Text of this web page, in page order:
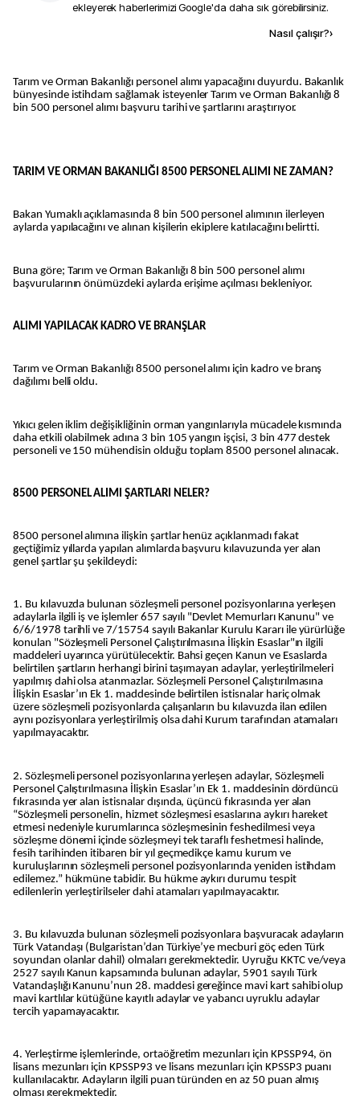
ekleyerek haberlerimizi Google'da daha sık görebilirsiniz.
Nasıl çalışır?›
Tarım ve Orman Bakanlığı personel alımı yapacağını duyurdu. Bakanlık
bünyesinde istihdam sağlamak isteyenler Tarım ve Orman Bakanlığı 8
bin 500 personel alımı başvuru tarihi ve şartlarını araştırıyor.
TARIM VE ORMAN BAKANLIĞI 8500 PERSONEL ALIMI NE ZAMAN?
Bakan Yumaklı açıklamasında 8 bin 500 personel alımının ilerleyen
aylarda yapılacağını ve alınan kişilerin ekiplere katılacağını belirtti.
Buna göre; Tarım ve Orman Bakanlığı 8 bin 500 personel alımı
başvurularının önümüzdeki aylarda erişime açılması bekleniyor.
ALIMI YAPILACAK KADRO VE BRANŞLAR
Tarım ve Orman Bakanlığı 8500 personel alımı için kadro ve branş
dağılımı belli oldu.
Yıkıcı gelen iklim değişikliğinin orman yangınlarıyla mücadele kısmında
daha etkili olabilmek adına 3 bin 105 yangın işçisi, 3 bin 477 destek
personeli ve 150 mühendisin olduğu toplam 8500 personel alınacak.
8500 PERSONEL ALIMI ŞARTLARI NELER?
8500 personel alımına ilişkin şartlar henüz açıklanmadı fakat
geçtiğimiz yıllarda yapılan alımlarda başvuru kılavuzunda yer alan
genel şartlar şu şekildeydi:
1. Bu kılavuzda bulunan sözleşmeli personel pozisyonlarına yerleşen
adaylarla ilgili iş ve işlemler 657 sayılı "Devlet Memurları Kanunu" ve
6/6/1978 tarihli ve 7/15754 sayılı Bakanlar Kurulu Kararı ile yürürlüğe
konulan "Sözleşmeli Personel Çalıştırılmasına İlişkin Esaslar"ın ilgili
maddeleri uyarınca yürütülecektir. Bahsi geçen Kanun ve Esaslarda
belirtilen şartların herhangi birini taşımayan adaylar, yerleştirilmeleri
yapılmış dahi olsa atanmazlar. Sözleşmeli Personel Çalıştırılmasına
İlişkin Esaslar’ın Ek 1. maddesinde belirtilen istisnalar hariç olmak
üzere sözleşmeli pozisyonlarda çalışanların bu kılavuzda ilan edilen
aynı pozisyonlara yerleştirilmiş olsa dahi Kurum tarafından atamaları
yapılmayacaktır.
2. Sözleşmeli personel pozisyonlarına yerleşen adaylar, Sözleşmeli
Personel Çalıştırılmasına İlişkin Esaslar’ın Ek 1. maddesinin dördüncü
fıkrasında yer alan istisnalar dışında, üçüncü fıkrasında yer alan
“Sözleşmeli personelin, hizmet sözleşmesi esaslarına aykırı hareket
etmesi nedeniyle kurumlarınca sözleşmesinin feshedilmesi veya
sözleşme dönemi içinde sözleşmeyi tek taraflı feshetmesi halinde,
fesih tarihinden itibaren bir yıl geçmedikçe kamu kurum ve
kuruluşlarının sözleşmeli personel pozisyonlarında yeniden istihdam
edilemez.” hükmüne tabidir. Bu hükme aykırı durumu tespit
edilenlerin yerleştirilseler dahi atamaları yapılmayacaktır.
3. Bu kılavuzda bulunan sözleşmeli pozisyonlara başvuracak adayların
Türk Vatandaşı (Bulgaristan’dan Türkiye’ye mecburi göç eden Türk
soyundan olanlar dahil) olmaları gerekmektedir. Uyruğu KKTC ve/veya
2527 sayılı Kanun kapsamında bulunan adaylar, 5901 sayılı Türk
Vatandaşlığı Kanunu’nun 28. maddesi gereğince mavi kart sahibi olup
mavi kartlılar kütüğüne kayıtlı adaylar ve yabancı uyruklu adaylar
tercih yapamayacaktır.
4. Yerleştirme işlemlerinde, ortaöğretim mezunları için KPSSP94, ön
lisans mezunları için KPSSP93 ve lisans mezunları için KPSSP3 puanı
kullanılacaktır. Adayların ilgili puan türünden en az 50 puan almış
olması gerekmektedir.